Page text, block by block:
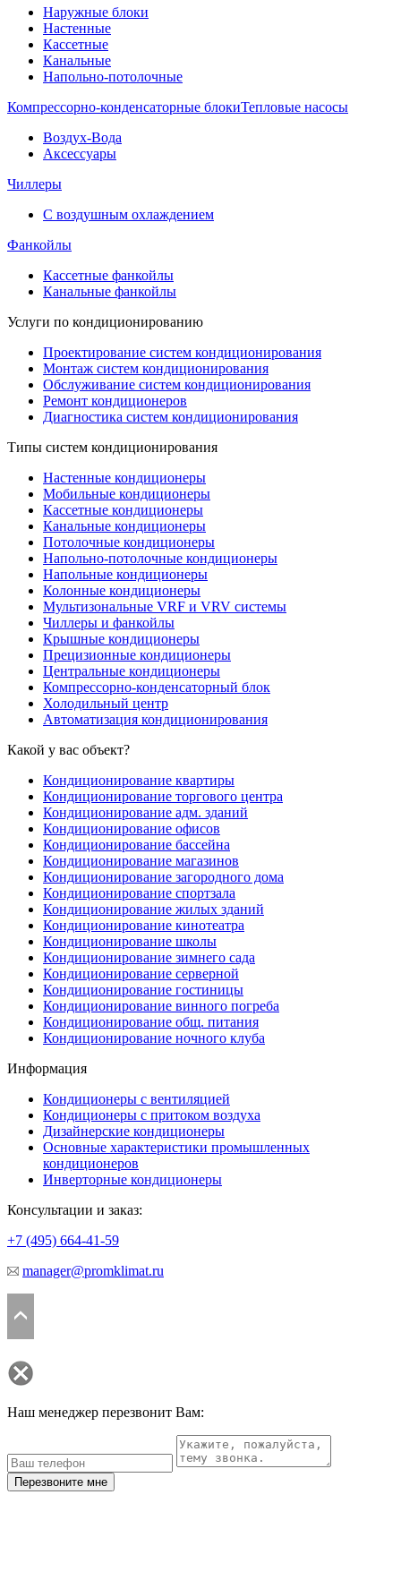
Наружные блоки
Настенные
Кассетные
Канальные
Напольно-потолочные
Компрессорно-конденсаторные блокиТепловые насосы
Воздух-Вода
Аксессуары
Чиллеры
С воздушным охлаждением
Фанкойлы
Кассетные фанкойлы
Канальные фанкойлы
Услуги по кондиционированию
Проектирование систем кондиционирования
Монтаж систем кондиционирования
Обслуживание систем кондиционирования
Ремонт кондиционеров
Диагностика систем кондиционирования
Типы систем кондиционирования
Настенные кондиционеры
Мобильные кондиционеры
Кассетные кондиционеры
Канальные кондиционеры
Потолочные кондиционеры
Напольно-потолочные кондиционеры
Напольные кондиционеры
Колонные кондиционеры
Мультизональные VRF и VRV системы
Чиллеры и фанкойлы
Крышные кондиционеры
Прецизионные кондиционеры
Центральные кондиционеры
Компрессорно-конденсаторный блок
Холодильный центр
Автоматизация кондиционирования
Какой у вас объект?
Кондиционирование квартиры
Кондиционирование торгового центра
Кондиционирование адм. зданий
Кондиционирование офисов
Кондиционирование бассейна
Кондиционирование магазинов
Кондиционирование загородного дома
Кондиционирование спортзала
Кондиционирование жилых зданий
Кондиционирование кинотеатра
Кондиционирование школы
Кондиционирование зимнего сада
Кондиционирование серверной
Кондиционирование гостиницы
Кондиционирование винного погреба
Кондиционирование общ. питания
Кондиционирование ночного клуба
Информация
Кондиционеры с вентиляцией
Кондиционеры с притоком воздуха
Дизайнерские кондиционеры
Основные характеристики промышленных
кондиционеров
Инверторные кондиционеры
Консультации и заказ:
+7 (495) 664-41-59
manager@promklimat.ru
Наш менеджер перезвонит Вам:
Перезвоните мне